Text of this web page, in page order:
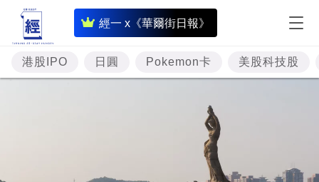
經一 x《華爾街日報》
即
時
財
經
港股IPO 日圓 Pokemon卡 美股科技股